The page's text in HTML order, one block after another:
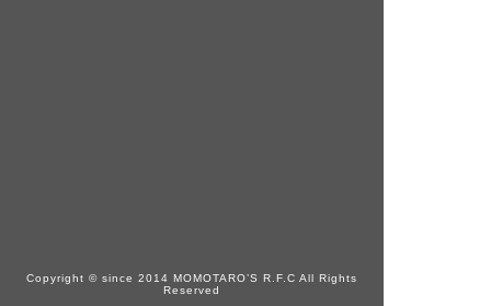
Copyright © since 2014 MOMOTARO’S R.F.C All Rights
Reserved